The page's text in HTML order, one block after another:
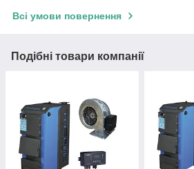
Всі умови повернення
Подібні товари компанії